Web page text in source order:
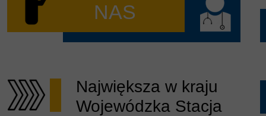
Największa w kraju
Wojewódzka Stacja
NAS
Polityka ochrony dzieci
BOM 2025
Bezpieczne Mazowsze